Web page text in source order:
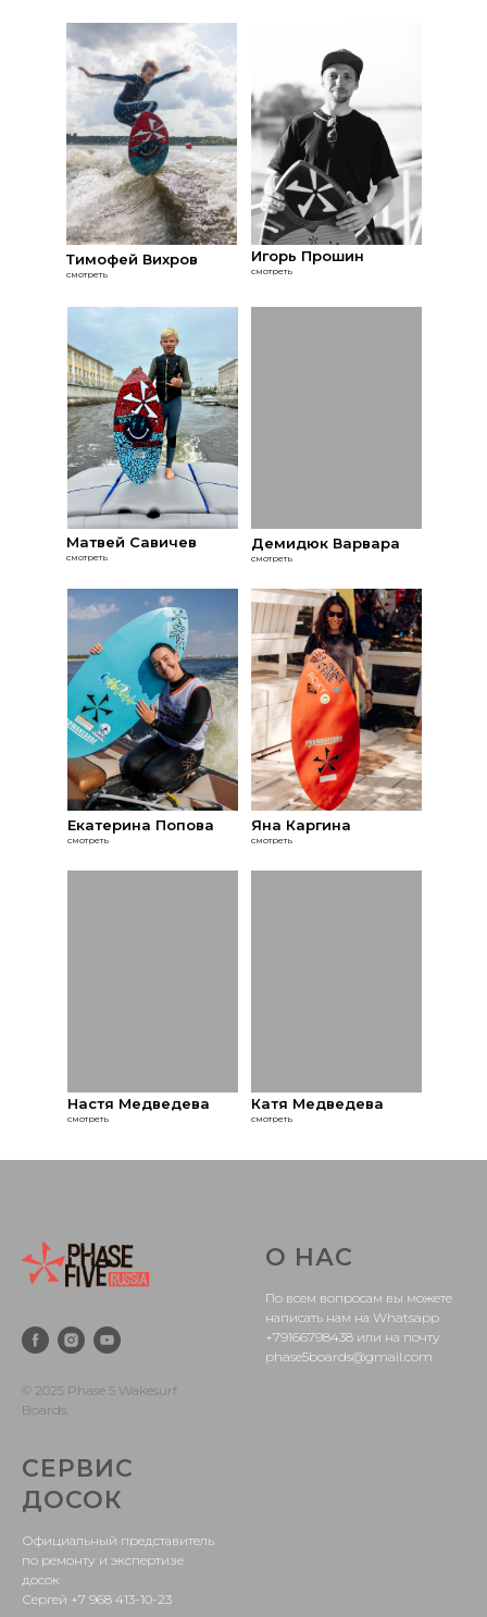
Катя Медведева
смотреть
Яна Каргина
смотреть
Настя Медведева
смотреть
Екатерина Попова
смотреть
Демидюк Варвара
смотреть
Матвей Савичев
смотреть
Игорь Прошин
смотреть
Тимофей Вихров
смотреть
© 2025 Phase 5 Wakesurf
Boards.
О НАС
По всем вопросам вы можете
написать нам на Whatsapp
+79166798438 или на почту
phase5boards@gmail.com
СЕРВИС
ДОСОК
Официальный представитель
по ремонту и экспертизе
досок
Сергей ‪+7 968 413-10-23